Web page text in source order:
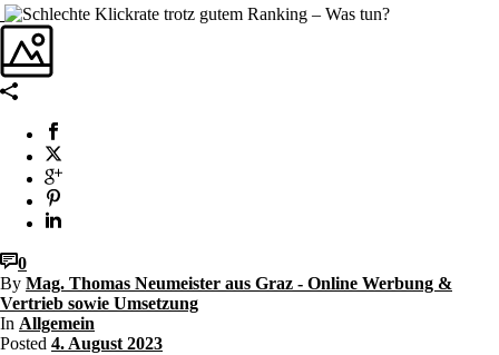
0
By Mag. Thomas Neumeister aus Graz - Online Werbung &
Vertrieb sowie Umsetzung
In Allgemein
Posted 4. August 2023